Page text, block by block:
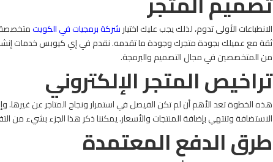
الانطباعات الأولى تدوم، لذلك يجب عليك اختيارشركة برمجيات في الكويتمتخصصة
ثقة مع عميلك بجودة متجرك وجودة ما تقدمه.نقدم في إي كيوبس خدمات إنشاء
من المتخصصين في مجال التصميم والبرمجة.
تراخيص المتجر الإلكتروني
هذه الخطوة تعد الأهم أن لم تكن الفيصل في استمرار ونجاح المتاجر عن غيرها.
الاستضافة وتنتهي بإضافة المنتجات والأسعار.يمكننا ذكر هذا الجزء بشيء من
طرق الدفع المعتمدة